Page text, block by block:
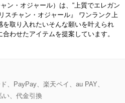
ト
ジャーバッグ
ランス
ン・オジャール）は、“上質でエレガン
スチャン・オジャール』 ワンランク上
取り入れたいそんな願いを叶えられ
わせたアイテムを提案しています。
、PayPay、楽天ペイ、au PAY、
い、代金引換